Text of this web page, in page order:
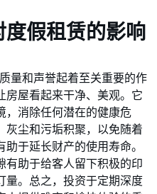
假租赁的影响
量和声誉起着至关重要的作
房屋看起来干净、美观。它
，消除任何潜在的健康危
灰尘和污垢积聚，以免随着
于延长财产的使用寿命。
有助于给客人留下积极的印
量。总之，投资于定期深度